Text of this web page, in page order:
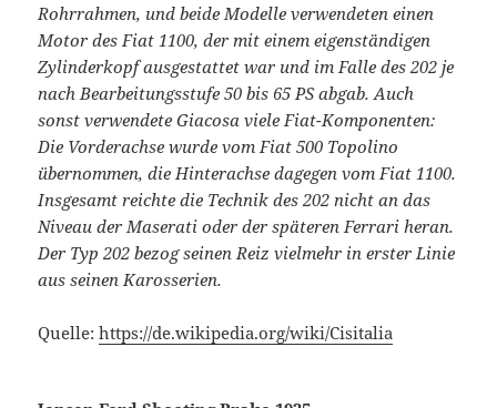
Rohrrahmen, und beide Modelle verwendeten einen
Motor des Fiat 1100, der mit einem eigenständigen
Zylinderkopf ausgestattet war und im Falle des 202 je
nach Bearbeitungsstufe 50 bis 65 PS abgab. Auch
sonst verwendete Giacosa viele Fiat-Komponenten:
Die Vorderachse wurde vom Fiat 500 Topolino
übernommen, die Hinterachse dagegen vom Fiat 1100.
Insgesamt reichte die Technik des 202 nicht an das
Niveau der Maserati oder der späteren Ferrari heran.
Der Typ 202 bezog seinen Reiz vielmehr in erster Linie
aus seinen Karosserien.
Quelle:https://de.wikipedia.org/wiki/Cisitalia